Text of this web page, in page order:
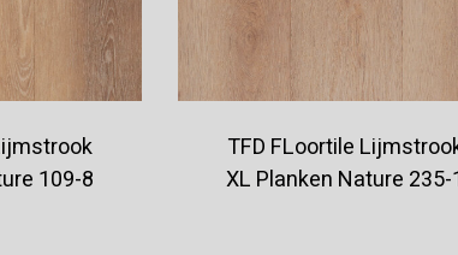
109-8
TFD FLoortile
XL Planken Nature 235-